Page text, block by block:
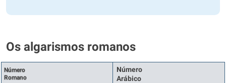
Os algarismos romanos
Número
Romano
Número
Arábico